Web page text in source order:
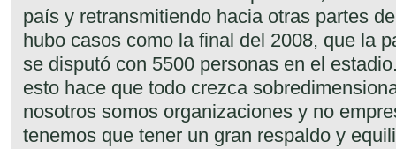
país y retransmitiendo hacia otras partes
hubo casos como la final del 2008, que la
se disputó con 5500 personas en el
esto hace que todo crezca
nosotros somos organizaciones y no
tenemos que tener un gran respaldo y